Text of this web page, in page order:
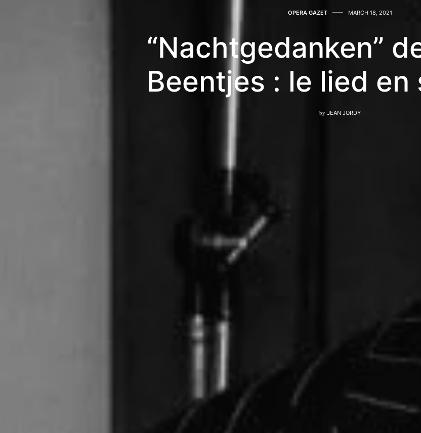
OPERA GAZET MARCH 18, 2021
“Nachtgedanken”
Beentjes : le lied en
by JEAN JORDY